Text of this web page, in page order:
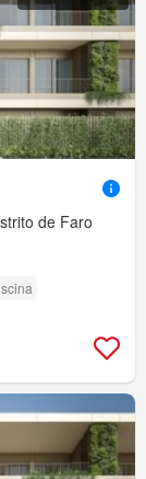
de Faro